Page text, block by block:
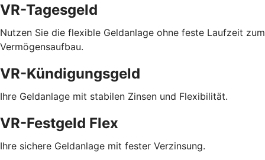
VR-Tagesgeld
Nutzen Sie die flexible Geldanlage ohne feste Laufzeit zum
Vermögensaufbau.
VR-Kündigungsgeld
Ihre Geldanlage mit stabilen Zinsen und Flexibilität.
VR-Festgeld Flex
Ihre sichere Geldanlage mit fester Verzinsung.